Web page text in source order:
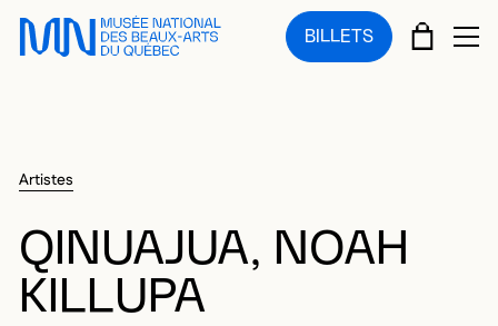
Sauter au menu principal
Sauter au contenu principal
Sauter au pied de page
BILLETS PANIER
Artistes
QINUAJUA, NOAH
KILLUPA